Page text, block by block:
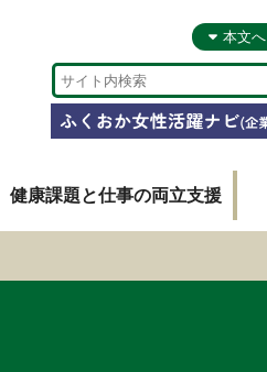
本文へ
健康課題と仕事の両立支援